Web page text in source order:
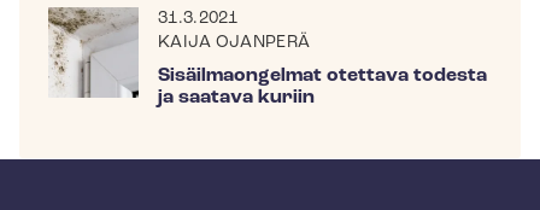
31.3.2021
KAIJA OJANPERÄ
Sisäilmaongelmat otettava todesta
ja saatava kuriin